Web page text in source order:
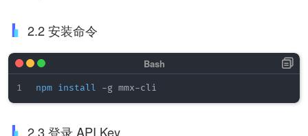
2.2 安装命令
npm install
2.3 登录 API Key